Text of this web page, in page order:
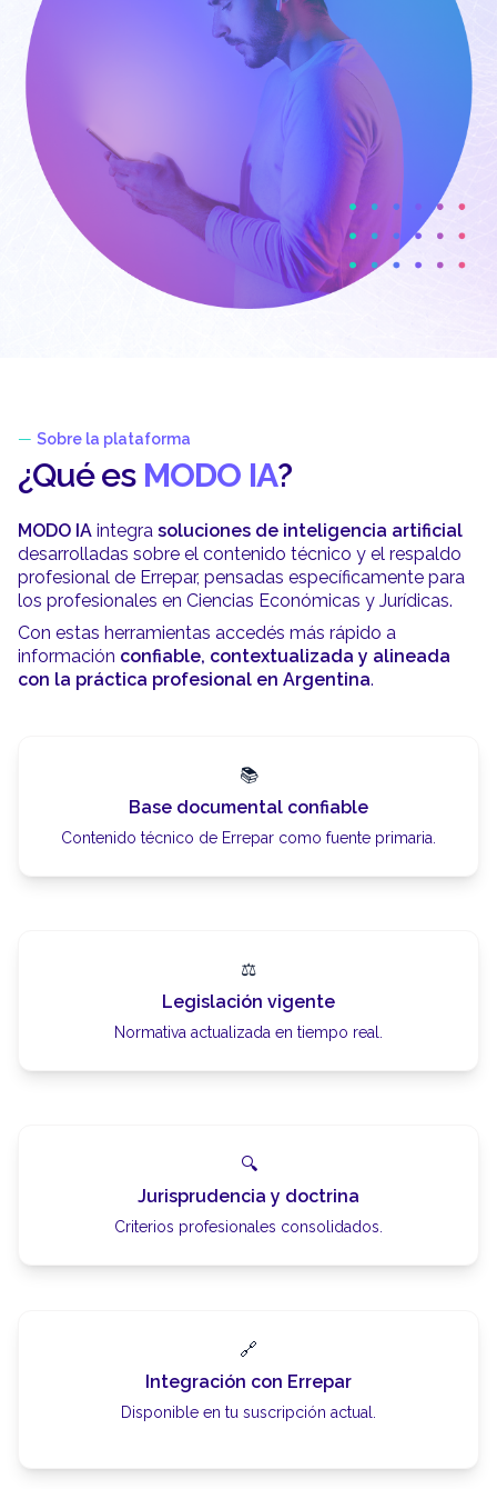
— Sobre la plataforma
¿Qué es MODO IA?
MODO IA integra soluciones de inteligencia artificial
desarrolladas sobre el contenido técnico y el respaldo
profesional de Errepar, pensadas específicamente para
los profesionales en Ciencias Económicas y Jurídicas.
Con estas herramientas accedés más rápido a
información confiable, contextualizada y alineada
con la práctica profesional en Argentina.
📚
Base documental confiable
Contenido técnico de Errepar como fuente primaria.
⚖️
Legislación vigente
Normativa actualizada en tiempo real.
🔍
Jurisprudencia y doctrina
Criterios profesionales consolidados.
🔗
Integración con Errepar
Disponible en tu suscripción actual.